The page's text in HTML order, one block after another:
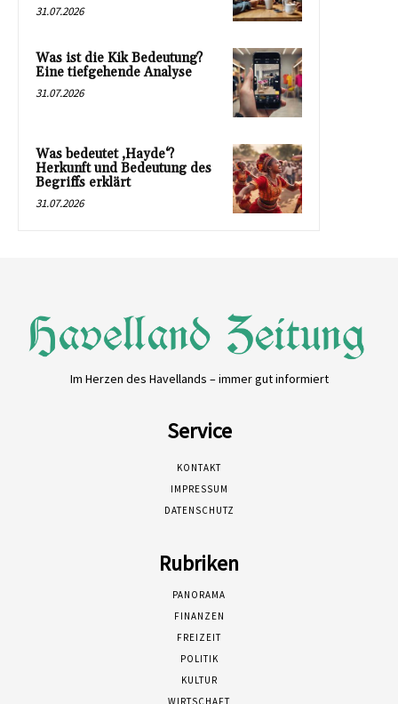
31.07.2026
Was ist die Kik Bedeutung?
Eine tiefgehende Analyse
31.07.2026
Was bedeutet ‚Hayde‘?
Herkunft und Bedeutung des
Begriffs erklärt
31.07.2026
Im Herzen des Havellands – immer gut informiert
Service
KONTAKT
IMPRESSUM
DATENSCHUTZ
Rubriken
PANORAMA
FINANZEN
FREIZEIT
POLITIK
KULTUR
WIRTSCHAFT